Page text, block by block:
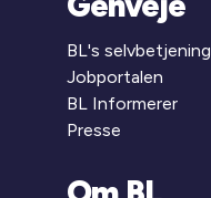
BL's selvbetjening
Jobportalen
BL Informerer
Presse